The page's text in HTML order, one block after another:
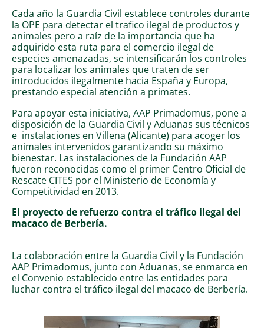
Cada año la Guardia Civil establece controles durante
la OPE para detectar el trafico ilegal de productos y
animales pero a raíz de la importancia que ha
adquirido esta ruta para el comercio ilegal de
especies amenazadas, se intensificarán los controles
para localizar los animales que traten de ser
introducidos ilegalmente hacia España y Europa,
prestando especial atención a primates.
Para apoyar esta iniciativa, AAP Primadomus, pone a
disposición de la Guardia Civil y Aduanas sus técnicos
e instalaciones en Villena (Alicante) para acoger los
animales intervenidos garantizando su máximo
bienestar. Las instalaciones de la Fundación AAP
fueron reconocidas como el primer Centro Oficial de
Rescate CITES por el Ministerio de Economía y
Competitividad en 2013.
El proyecto de refuerzo contra el tráfico ilegal del
macaco de Berbería.
La colaboración entre la Guardia Civil y la Fundación
AAP Primadomus, junto con Aduanas, se enmarca en
el Convenio establecido entre las entidades para
luchar contra el tráfico ilegal del macaco de Berbería.